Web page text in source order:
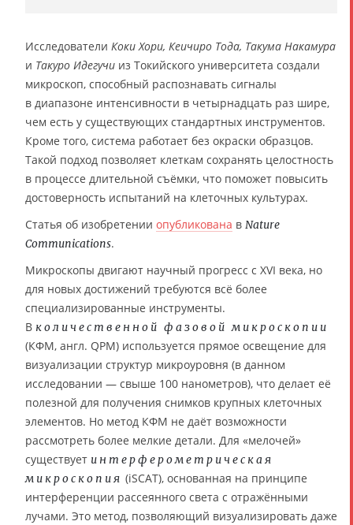
Исследователи Коки Хори, Кеичиро Тода, Такума Накамура
и Такуро Идегучи из Токийского университета создали
микроскоп, способный распознавать сигналы
в диапазоне интенсивности в четырнадцать раз шире,
чем есть у существующих стандартных инструментов.
Кроме того, система работает без окраски образцов.
Такой подход позволяет клеткам сохранять целостность
в процессе длительной съёмки, что поможет повысить
достоверность испытаний на клеточных культурах.
Статья об изобретении опубликована в Nature
Communications.
Микроскопы двигают научный прогресс с XVI века, но
для новых достижений требуются всё более
специализированные инструменты.
В количественной фазовой микроскопии
(КФМ, англ. QPM) используется прямое освещение для
визуализации структур микроуровня (в данном
исследовании — свыше 100 нанометров), что делает её
полезной для получения снимков крупных клеточных
элементов. Но метод КФМ не даёт возможности
рассмотреть более мелкие детали. Для «мелочей»
существует интерферометрическая
микроскопия (iSCAT), основанная на принципе
интерференции рассеянного света с отражёнными
лучами. Это метод, позволяющий визуализировать даже